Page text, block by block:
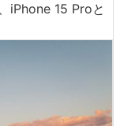
iPhone 15 Proと